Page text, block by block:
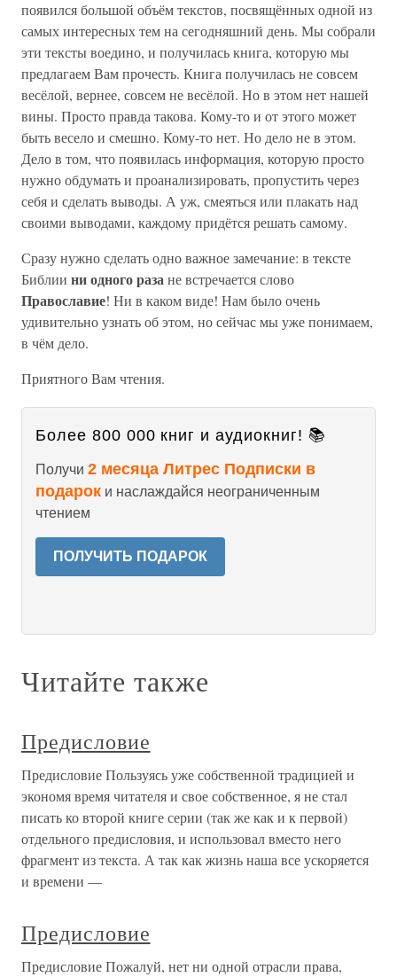
появился большой объём текстов, посвящённых одной из
самых интересных тем на сегодняшний день. Мы собрали
эти тексты воедино, и получилась книга, которую мы
предлагаем Вам прочесть. Книга получилась не совсем
весёлой, вернее, совсем не весёлой. Но в этом нет нашей
вины. Просто правда такова. Кому-то и от этого может
быть весело и смешно. Кому-то нет. Но дело не в этом.
Дело в том, что появилась информация, которую просто
нужно обдумать и проанализировать, пропустить через
себя и сделать выводы. А уж, смеяться или плакать над
своими выводами, каждому придётся решать самому.
Сразу нужно сделать одно важное замечание: в тексте
Библии ни одного разане встречается слово
Православие! Ни в каком виде! Нам было очень
удивительно узнать об этом, но сейчас мы уже понимаем,
в чём дело.
Приятного Вам чтения.
Более 800 000 книг и аудиокниг! 📚
Получи 2 месяца Литрес Подписки в
подарок и наслаждайся неограниченным
чтением
ПОЛУЧИТЬ ПОДАРОК
Читайте также
Предисловие
Предисловие Пользуясь уже собственной традицией и
экономя время читателя и свое собственное, я не стал
писать ко второй книге серии (так же как и к первой)
отдельного предисловия, и использовал вместо него
фрагмент из текста. А так как жизнь наша все ускоряется
и времени —
Предисловие
Предисловие Пожалуй, нет ни одной отрасли права,